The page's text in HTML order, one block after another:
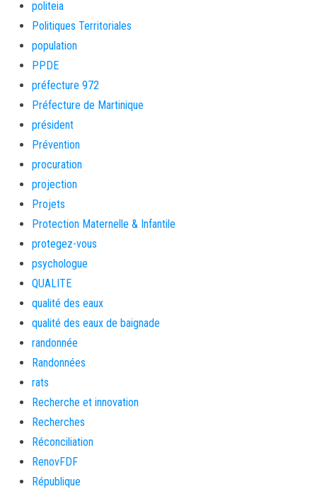
politeia
Politiques Territoriales
population
PPDE
préfecture 972
Préfecture de Martinique
président
Prévention
procuration
projection
Projets
Protection Maternelle & Infantile
protegez-vous
psychologue
QUALITE
qualité des eaux
qualité des eaux de baignade
randonnée
Randonnées
rats
Recherche et innovation
Recherches
Réconciliation
RenovFDF
République